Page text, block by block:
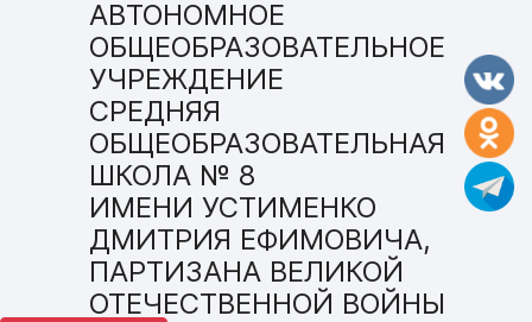
АВТОНОМНОЕ
ОБЩЕОБРАЗОВАТЕЛЬНОЕ
УЧРЕЖДЕНИЕ
СРЕДНЯЯ
ОБЩЕОБРАЗОВАТЕЛЬНАЯ
ШКОЛА № 8
ИМЕНИ УСТИМЕНКО
ДМИТРИЯ ЕФИМОВИЧА,
ПАРТИЗАНА ВЕЛИКОЙ
ОТЕЧЕСТВЕННОЙ ВОЙНЫ